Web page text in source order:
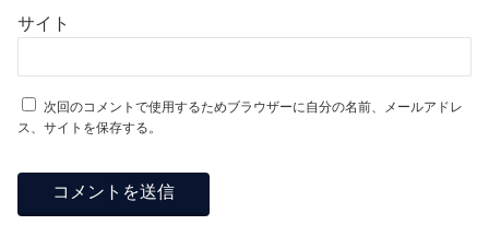
サイト
次回のコメントで使用するためブラウザーに自分の名前、メールアドレ
ス、サイトを保存する。